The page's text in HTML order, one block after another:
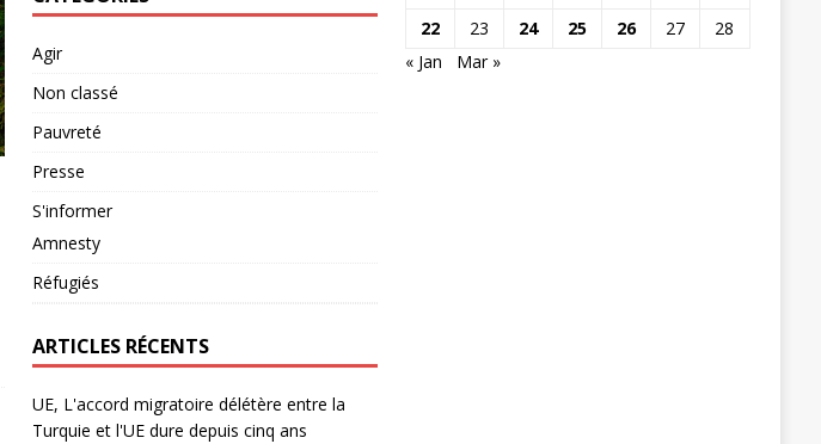
Agir
Non classé
Pauvreté
Presse
S'informer
Amnesty
Réfugiés
ARTICLES RÉCENTS
UE, L'accord migratoire délétère entre la
Turquie et l'UE dure depuis cinq ans
22
23 24 25 26 27
28
« Jan
Mar »